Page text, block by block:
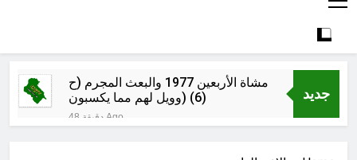
جديد
مشاة الأربعين 1977 والبعث المجرم (ح
6) (وويل لهم مما يكسبون)
48 دقيقة Ago